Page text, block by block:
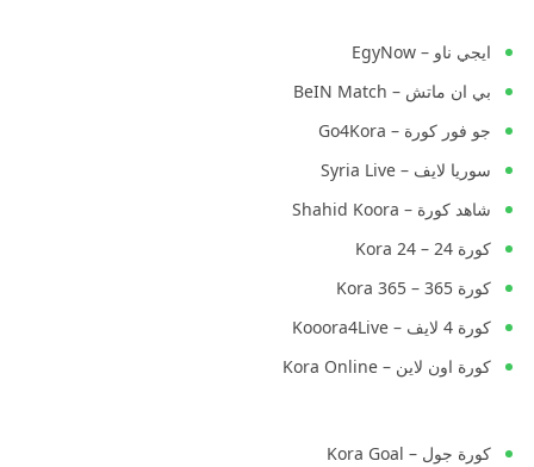
ايجي ناو – EgyNow
بي ان ماتش – BeIN Match
جو فور كورة – Go4Kora
سوريا لايف – Syria Live
شاهد كورة – Shahid Koora
كورة 24 – Kora 24
كورة 365 – Kora 365
كورة 4 لايف – Kooora4Live
كورة اون لاين – Kora Online
كورة جول – Kora Goal